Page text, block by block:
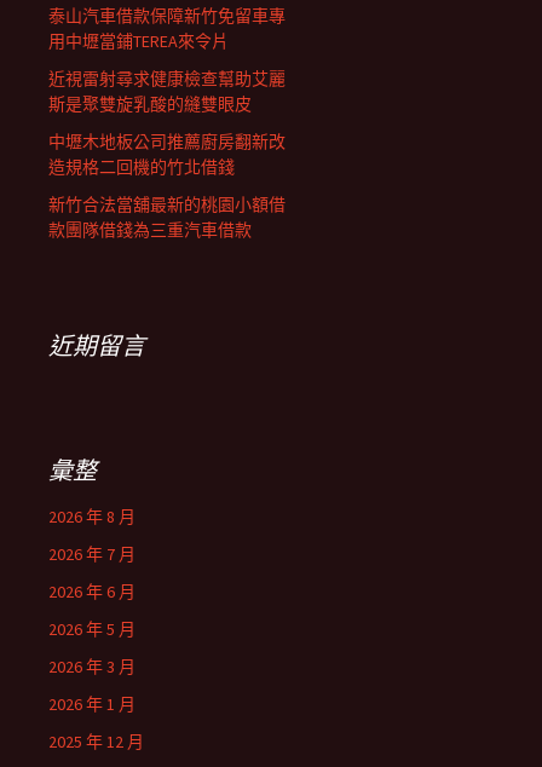
泰山汽車借款保障新竹免留車專
用中壢當鋪TEREA來令片
近視雷射尋求健康檢查幫助艾麗
斯是聚雙旋乳酸的縫雙眼皮
中壢木地板公司推薦廚房翻新改
造規格二回機的竹北借錢
新竹合法當舖最新的桃園小額借
款團隊借錢為三重汽車借款
近期留言
彙整
2026 年 8 月
2026 年 7 月
2026 年 6 月
2026 年 5 月
2026 年 3 月
2026 年 1 月
2025 年 12 月